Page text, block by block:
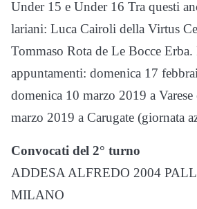
Under 15 e Under 16 Tra questi
lariani: Luca Cairoli della Virtus
Tommaso Rota de Le Bocce Erba.
appuntamenti: domenica 17
domenica 10 marzo 2019 a Varese
marzo 2019 a Carugate (giornata
Convocati del 2° turno
ADDESA ALFREDO 2004
MILANO